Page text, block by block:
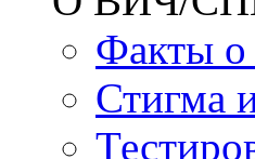
Факты
Стигма